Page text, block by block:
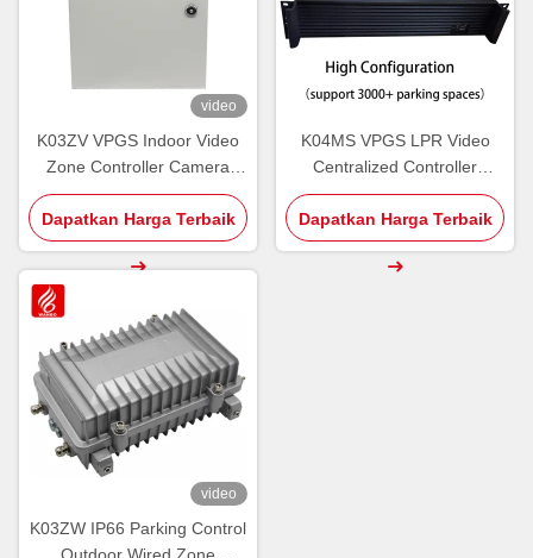
video
K03ZV VPGS Indoor Video
Zone Controller Camera
LPR Lisensi diakui
Dapatkan Harga Terbaik
K04MS VPGS LPR Video
Centralized Controller
Guidance Software
Dapatkan Harga Terbaik
video
K03ZW IP66 Parking Control